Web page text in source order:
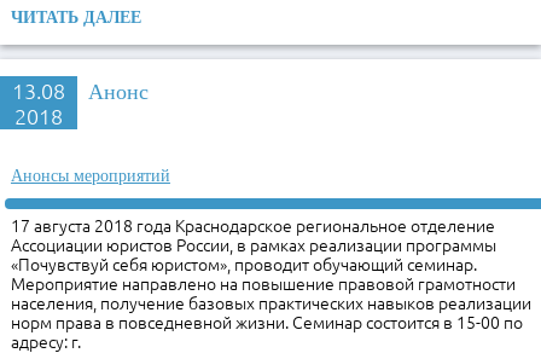
ЧИТАТЬ ДАЛЕЕ
13.08
2018
Анонс
Анонсы мероприятий
17 августа 2018 года Краснодарское региональное отделение
Ассоциации юристов России, в рамках реализации программы
«Почувствуй себя юристом», проводит обучающий семинар.
Мероприятие направлено на повышение правовой грамотности
населения, получение базовых практических навыков реализации
норм права в повседневной жизни. Семинар состоится в 15-00 по
адресу: г.